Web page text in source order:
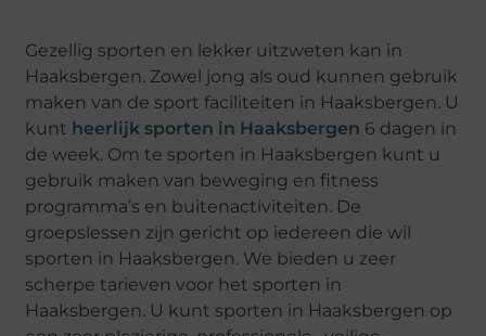
Gezellig sporten en lekker uitzweten kan in
Haaksbergen. Zowel jong als oud kunnen gebruik
maken van de sport faciliteiten in Haaksbergen. U
kunt heerlijk sporten in Haaksbergen 6 dagen in
de week. Om te sporten in Haaksbergen kunt u
gebruik maken van beweging en fitness
programma’s en buitenactiviteiten. De
groepslessen zijn gericht op iedereen die wil
sporten in Haaksbergen. We bieden u zeer
scherpe tarieven voor het sporten in
Haaksbergen. U kunt sporten in Haaksbergen op